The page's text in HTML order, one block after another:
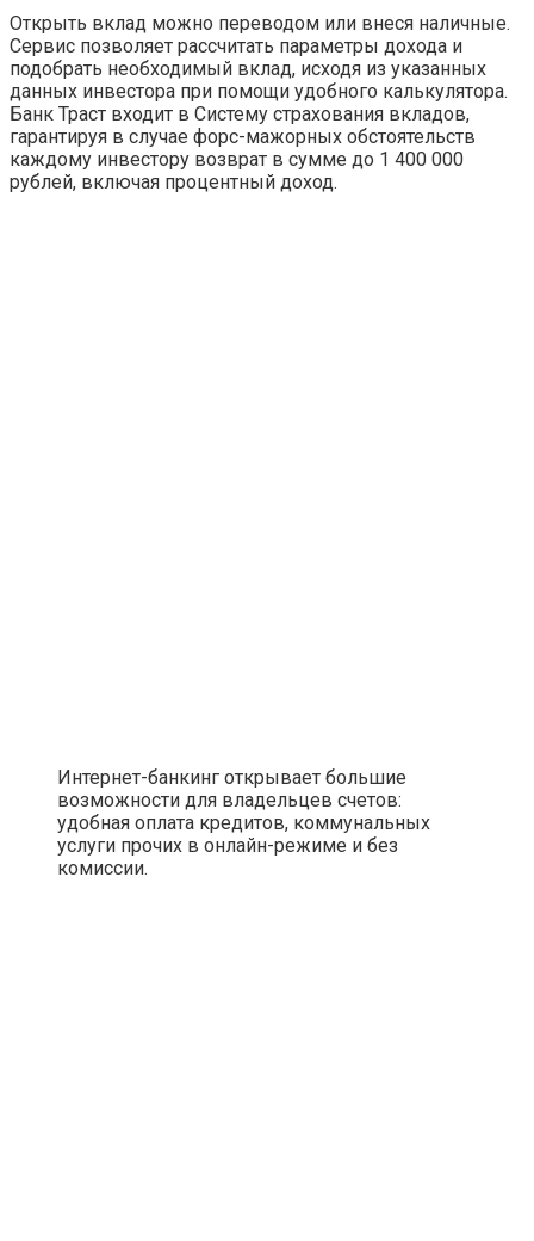
Открыть вклад можно переводом или внеся наличные.
Сервис позволяет рассчитать параметры дохода и
подобрать необходимый вклад, исходя из указанных
данных инвестора при помощи удобного калькулятора.
Банк Траст входит в Систему страхования вкладов,
гарантируя в случае форс-мажорных обстоятельств
каждому инвестору возврат в сумме до 1 400 000
рублей, включая процентный доход.
Интернет-банкинг открывает большие
возможности для владельцев счетов:
удобная оплата кредитов, коммунальных
услуги прочих в онлайн-режиме и без
комиссии.